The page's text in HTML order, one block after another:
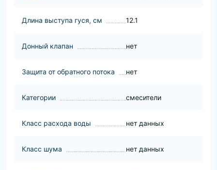
Длина выступа гуся, см 12.1
Донный клапан нет
Защита от обратного потока нет
Категории смесители
Класс расхода воды нет данных
Класс шума нет данных